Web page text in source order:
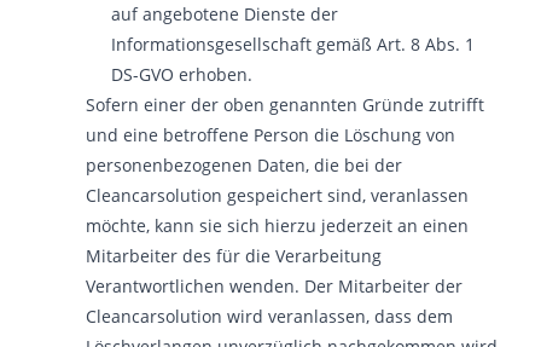
auf angebotene Dienste der
Informationsgesellschaft gemäß Art. 8 Abs. 1
DS-GVO erhoben.
Sofern einer der oben genannten Gründe zutrifft
und eine betroffene Person die Löschung von
personenbezogenen Daten, die bei der
Cleancarsolution gespeichert sind, veranlassen
möchte, kann sie sich hierzu jederzeit an einen
Mitarbeiter des für die Verarbeitung
Verantwortlichen wenden. Der Mitarbeiter der
Cleancarsolution wird veranlassen, dass dem